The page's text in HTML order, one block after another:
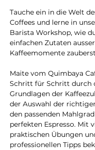
Tauche ein in die Welt
Coffees und lerne in
Barista Workshop, wie
einfachen Zutaten
Kaffeemomente
Maite vom Quimbaya
Schritt für Schritt durch
Grundlagen der
der Auswahl der
den passenden
perfekten Espresso. Mit
praktischen Übungen
professionellen Tipps